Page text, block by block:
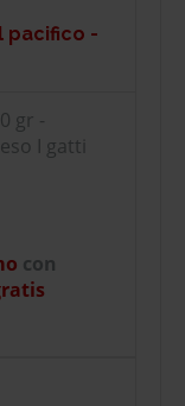
pacifico -
gr -
I gatti
con